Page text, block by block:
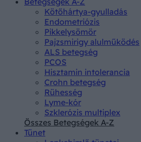
Kötőhártya-gyulladás
Endometriózis
Pikkelysömör
Pajzsmirigy alulműködés
ALS betegség
PCOS
Hisztamin intolerancia
Crohn betegség
Rühesség
Lyme-kór
Szklerózis multiplex
Összes Betegségek A-Z
Tünet